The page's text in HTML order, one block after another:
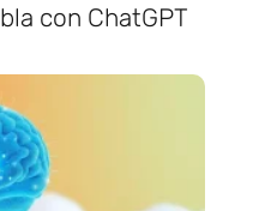
con ChatGPT